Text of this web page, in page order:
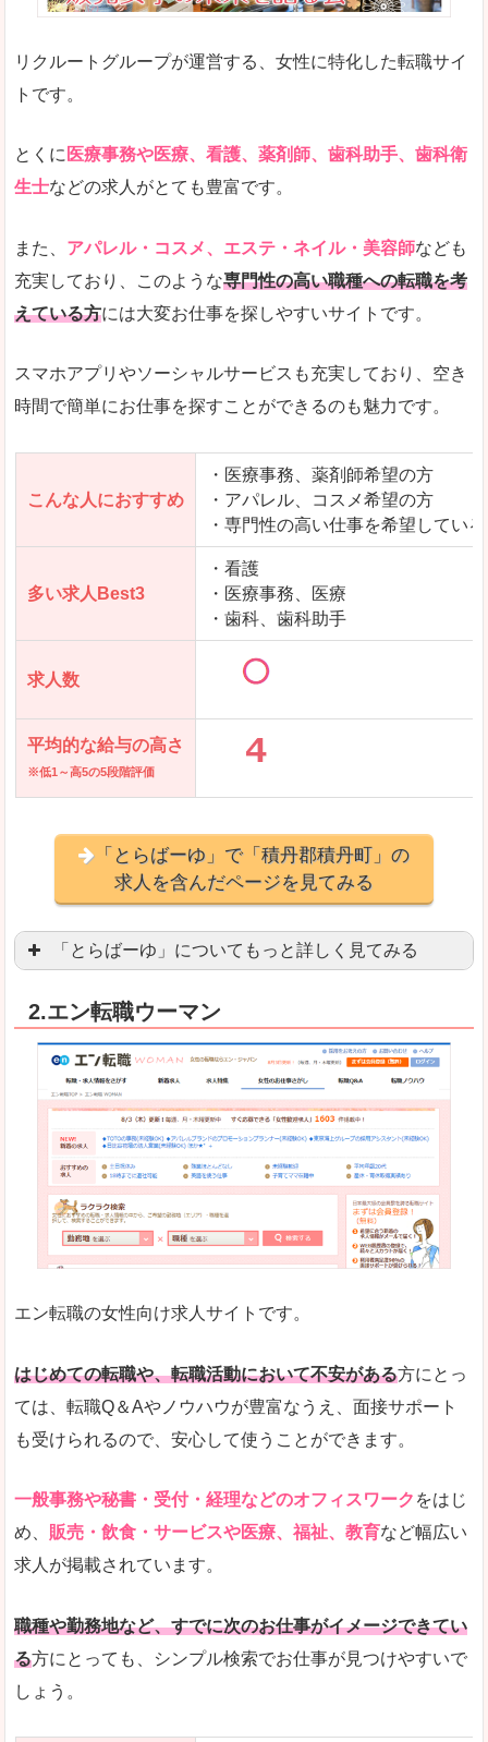
リクルートグループが運営する、女性に特化した転職サイ
トです。
とくに 医療事務や医療、看護、薬剤師、歯科助手、歯科衛
生士などの求人がとても豊富です。
また、 アパレル・コスメ、エステ・ネイル・美容師なども
充実しており、このような専門性の高い職種への転職を考
えている方には大変お仕事を探しやすいサイトです。
スマホアプリやソーシャルサービスも充実しており、空き
時間で簡単にお仕事を探すことができるのも魅力です。
こんな人におすすめ
・医療事務、薬剤師希望の方
・アパレル、コスメ希望の方
・専門性の高い仕事を希望してい
多い求人Best3
・看護
・医療事務、医療
・歯科、歯科助手
求人数
平均的な給与の高さ
※低1～高5の5段階評価
「とらばーゆ」で「積丹郡積丹町」の
求人を含んだページを見てみる
「とらばーゆ」についてもっと詳しく見てみる
良いところ
スマホアプリやソーシャルアカウントが充実して
「ファッション・ブランドページ」という検索
悪いところ
事務などのオフィスワークを探している方にとっ
専門性が強い部分があるので、逆に一般的なお仕
詳しい説明
とにかく、女性ならではの職種の専門性が高いの
また、アパレル・コスメ、エステ・ネイル・美容
人気度
専門性が高いので、これらのお仕事に転職を考
リクルートグループなので、大手という安心感も
使いやすさ
検索がしやすく、求人詳細にも画像やイラストな
2.エン転職ウーマン
エン転職の女性向け求人サイトです。
はじめての転職や、転職活動において不安がある方にとっ
ては、転職Q＆Aやノウハウが豊富なうえ、面接サポート
も受けられるので、安心して使うことができます。
一般事務や秘書・受付・経理などのオフィスワーク をはじ
め、 販売・飲食・サービスや医療、福祉、教育など幅広い
求人が掲載されています。
職種や勤務地など、すでに次のお仕事がイメージできてい
る方にとっても、シンプル検索でお仕事が見つけやすいで
しょう。